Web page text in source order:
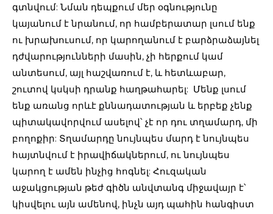
գտնվում: Նման դեպքում մեր օգնությունը
կայանում է նրանում, որ համբերատար լսում ենք
ու խրախուսում, որ կարողանում է բարձրաձայնել
դժվարությունների մասին, չի հերքում կամ
անտեսում, այլ հաշվառում է, և հետևաբար,
շուտով կսկսի դրանք հաղթահարել: Մենք լսում
ենք առանց որևէ քննադատության և երբեք չենք
պիտակավորվում ասելով՝ չէ որ դու տղամարդ, մի
բողոքիր: Տղամարդը նույնպես մարդ է նույնպես
հայտնվում է իրավիճակներում, ու նույնպես
կարող է ամեն ինչից հոգնել: Հուզական
աջակցության թեժ գիծն անվտանգ միջավայր է՝
կիսվելու այն ամենով, ինչն այդ պահին հանգիստ